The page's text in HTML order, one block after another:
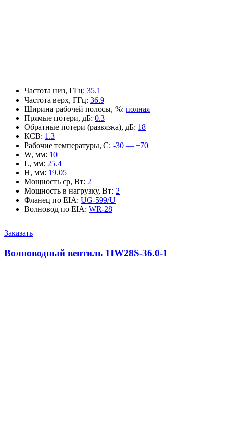
Частота низ, ГГц: 35.1
Частота верх, ГГц: 36.9
Ширина рабочей полосы, %: полная
Прямые потери, дБ: 0.3
Обратные потери (развязка), дБ: 18
КСВ: 1.3
Рабочие температуры, С: -30 — +70
W, мм: 10
L, мм: 25.4
H, мм: 19.05
Мощность ср, Вт: 2
Мощность в нагрузку, Вт: 2
Фланец по EIA: UG-599/U
Волновод по EIA: WR-28
Заказать
Волноводный вентиль 1IW28S-36.0-1